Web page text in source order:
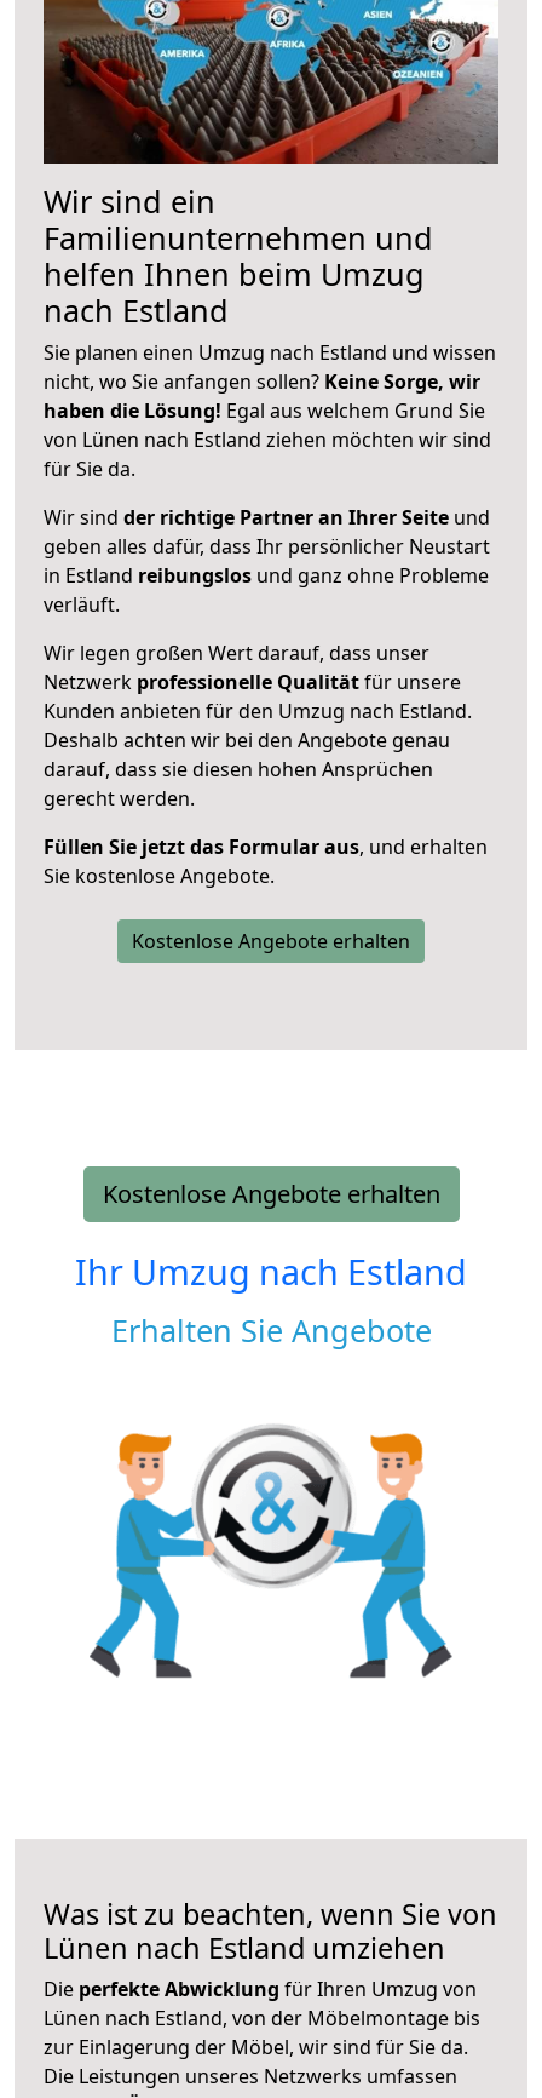
Wir sind ein
Familienunternehmen und
helfen Ihnen beim Umzug
nach Estland
Sie planen einen Umzug nach Estland und wissen
nicht, wo Sie anfangen sollen? Keine Sorge, wir
haben die Lösung! Egal aus welchem Grund Sie
von Lünen nach Estland ziehen möchten wir sind
für Sie da.
Wir sind der richtige Partner an Ihrer Seite und
geben alles dafür, dass Ihr persönlicher Neustart
in Estland reibungslos und ganz ohne Probleme
verläuft.
Wir legen großen Wert darauf, dass unser
Netzwerk professionelle Qualitätfür unsere
Kunden anbieten für den Umzug nach Estland.
Deshalb achten wir bei den Angebote genau
darauf, dass sie diesen hohen Ansprüchen
gerecht werden.
Füllen Sie jetzt das Formular aus, und erhalten
Sie kostenlose Angebote.
Kostenlose Angebote erhalten
Kostenlose Angebote erhalten
Ihr Umzug nach Estland
Erhalten Sie Angebote
Was ist zu beachten, wenn Sie von
Lünen nach Estland umziehen
Die perfekte Abwicklung für Ihren Umzug von
Lünen nach Estland, von der Möbelmontage bis
zur Einlagerung der Möbel, wir sind für Sie da.
Die Leistungen unseres Netzwerks umfassen